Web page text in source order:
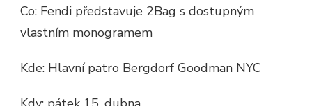
V
Co: Fendi představuje 2Bag s dostupným
vlastním monogramem
Kde: Hlavní patro Bergdorf Goodman NYC